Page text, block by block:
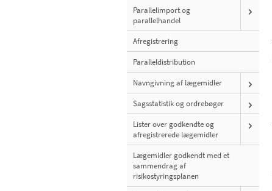
Parallelimport og
parallelhandel
Afregistrering
Paralleldistribution
Navngivning af lægemidler
Sagsstatistik og ordrebøger
Lister over godkendte og
afregistrerede lægemidler
Lægemidler godkendt med et
sammendrag af
risikostyringsplanen